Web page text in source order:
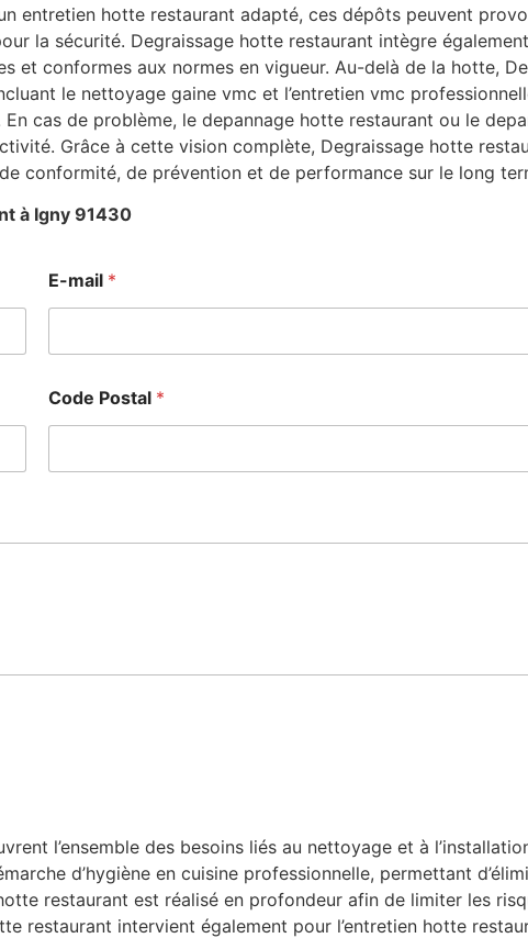
entretien hotte restaurant adapté, ces dépôts peuvent
la sécurité. Degraissage hotte restaurant intègre
conformes aux normes en vigueur. Au-delà de la hotte,
le nettoyage gaine vmc et l’entretien vmc
cas de problème, le depannage hotte restaurant ou le
Grâce à cette vision complète, Degraissage hotte
conformité, de prévention et de performance sur le long
à Igny 91430
E-mail *
Code Postal *
l’ensemble des besoins liés au nettoyage et à
d’hygiène en cuisine professionnelle, permettant
restaurant est réalisé en profondeur afin de limiter les
restaurant intervient également pour l’entretien hotte